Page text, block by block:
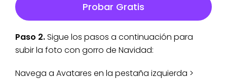
Probar Gratis
Paso 2.Sigue los pasos a continuación para
subir la foto con gorro de Navidad:
Navega a Avatares en la pestaña izquierda >